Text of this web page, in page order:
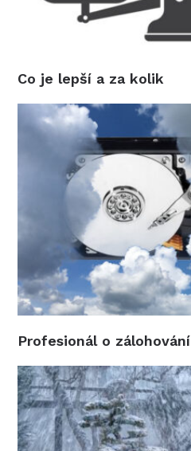
Co je lepší a za kolik
Profesionál o zálohování